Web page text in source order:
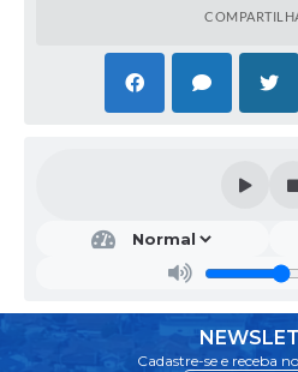
Cadastre-se e receba